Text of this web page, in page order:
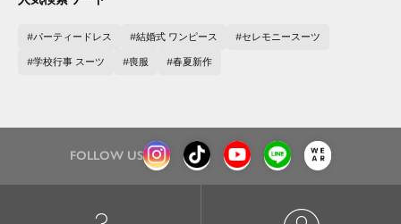
気軽に楽しめる低価格でトレンドを取
パーティードレス 結婚式 ワンピース セレモニースーツ
学校行事 スーツ 喪服 春夏新作
FOLLOW US